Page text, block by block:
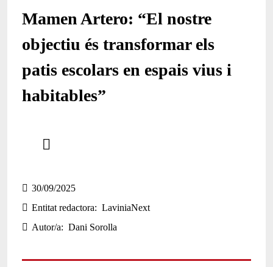
Mamen Artero: “El nostre
objectiu és transformar els
patis escolars en espais vius i
habitables”
30/09/2025
Entitat redactora
LaviniaNext
Autor/a
Dani Sorolla